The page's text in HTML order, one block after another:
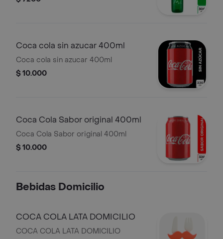
Coca cola sin azucar 400ml
Coca cola sin azucar 400ml
$ 10.000
Coca Cola Sabor original 400ml
Coca Cola Sabor original 400ml
$ 10.000
Bebidas Domicilio
COCA COLA LATA DOMICILIO
COCA COLA LATA DOMICILIO